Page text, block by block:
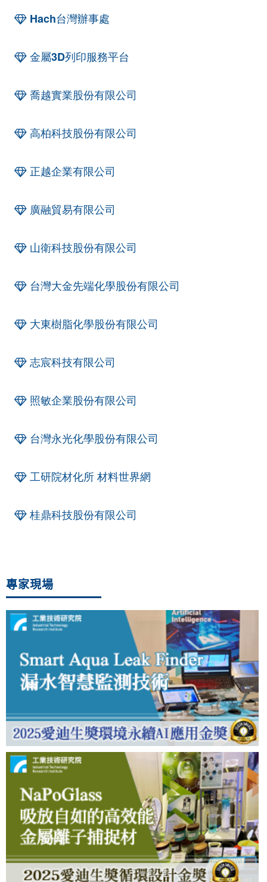
Hach台灣辦事處
金屬3D列印服務平台
喬越實業股份有限公司
高柏科技股份有限公司
正越企業有限公司
廣融貿易有限公司
山衛科技股份有限公司
台灣大金先端化學股份有限公司
大東樹脂化學股份有限公司
志宸科技有限公司
照敏企業股份有限公司
台灣永光化學股份有限公司
工研院材化所 材料世界網
桂鼎科技股份有限公司
專家現場